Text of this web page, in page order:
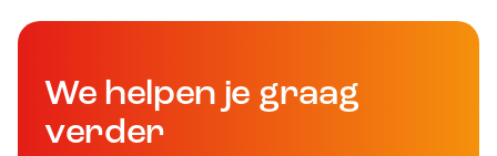
We helpen je graag
verder